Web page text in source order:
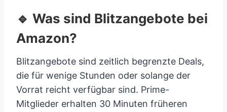
🔹 Was sind Blitzangebote bei
Amazon?
Blitzangebote sind zeitlich begrenzte Deals,
die für wenige Stunden oder solange der
Vorrat reicht verfügbar sind. Prime-
Mitglieder erhalten 30 Minuten früheren